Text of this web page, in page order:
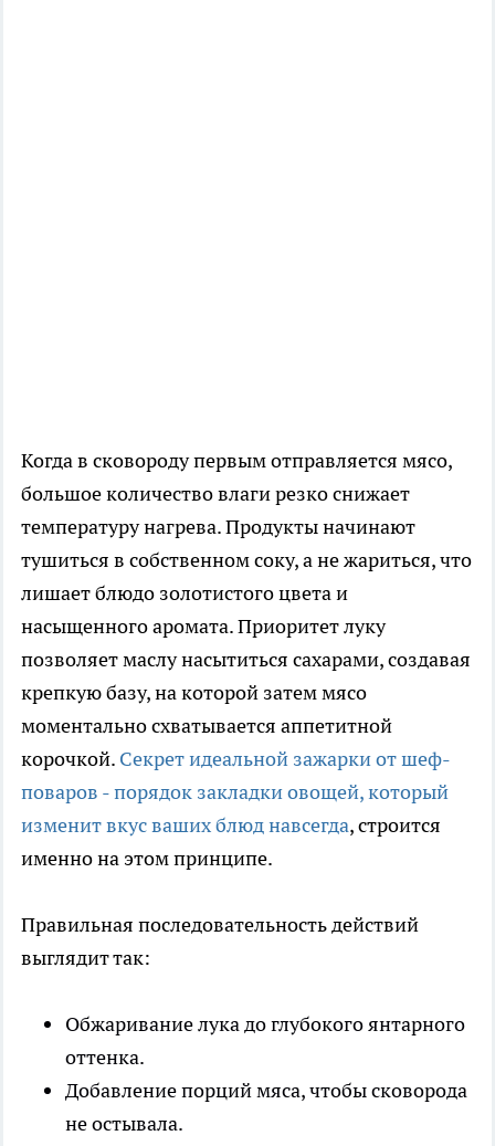
Когда в сковороду первым отправляется мясо,
большое количество влаги резко снижает
температуру нагрева. Продукты начинают
тушиться в собственном соку, а не жариться, что
лишает блюдо золотистого цвета и
насыщенного аромата. Приоритет луку
позволяет маслу насытиться сахарами, создавая
крепкую базу, на которой затем мясо
моментально схватывается аппетитной
корочкой. Секрет идеальной зажарки от шеф-
поваров - порядок закладки овощей, который
изменит вкус ваших блюд навсегда, строится
именно на этом принципе.
Правильная последовательность действий
выглядит так:
Обжаривание лука до глубокого янтарного
оттенка.
Добавление порций мяса, чтобы сковорода
не остывала.